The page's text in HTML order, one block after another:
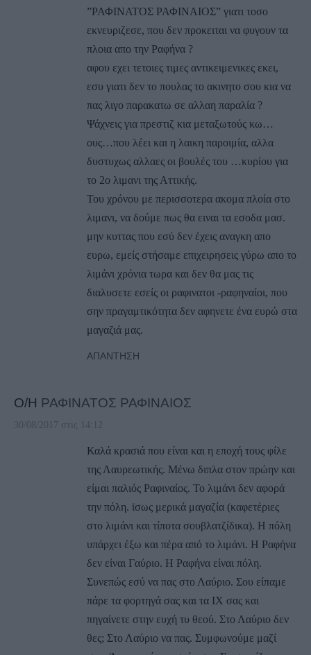
”ΡΑΦΙΝΑΤΟΣ ΡΑΦΙΝΑΙΟΣ” γιατι τοσο
εκνευριζεσε, που δεν προκειται να φυγουν τα
πλοια απο την Ραφήνα ?
αφου εχει τετοιες τιμες αντικειμενικες εκει,
εσυ γιατι δεν το πουλας το ακινητο σου κια να
πας λιγο παρακατω σε αλλαη παραλία ?
Ψάχνεις για πρεστιζ κια μεταξωτούς κω…
ους…που λέει και η λαικη παροιμία, αλλα
δυστυχως αλλαες οι βουλές του …κυρίου για
το 2ο λιμανι της Αττικής.
Του χρόνου με περισσοτερα ακομα πλοία στο
λιμανι, να δούμε πως θα ειναι τα εσοδα μασ.
μην κυττας που εσύ δεν έχεις αναγκη απο
ευρω, εμείς στήσαμε επιχειρησεις γύρω απο το
λιμάνι χρόνια τωρα και δεν θα μας τις
διαλυσετε εσείς οι ραφινατοι -ραφηναίοι, που
σην πραγαμτικότητα δεν αφηνετε ένα ευρώ στα
μαγαζιά μας.
ΑΠΆΝΤΗΣΗ
Ο/Η ΡΑΦΙΝΑΤΟΣ ΡΑΦΙΝΑΙΟΣ
30/08/2017 στις 14:12
Καλά κρασιά που είναι και η εποχή τους φίλε
της Λαυρεωτικής. Μένω διπλα στον πρώην και
είμαι παλιός Ραφιναίος. Το λιμάνι δεν αφορά
την πόλη. ϊσως μερικά μαγαζία (καφετέριες
στο λιμάνι και τίποτα σουβλατζίδικα). Η πόλη
υπάρχει έξω και πέρα από το λιμάνι. Η Ραφήνα
δεν είναι Γαύριο. Η Ραφήνα είναι πόλη.
Συνεπώς εσύ να πας στο Λαύριο. Σου είπαμε
πάρε τα φορτηγά σας και τα ΙΧ σας και
πηγαίνετε στην ευχή τυ θεού. Στο Λαύριο δεν
θες; Στο Λαύριο να πας. Συμφωνούμε μαζί